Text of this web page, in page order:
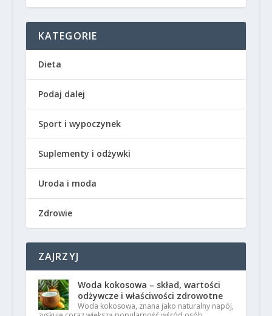
KATEGORIE
Dieta
Podaj dalej
Sport i wypoczynek
Suplementy i odżywki
Uroda i moda
Zdrowie
ZAJRZYJ
Woda kokosowa – skład, wartości
odżywcze i właściwości zdrowotne
Woda kokosowa, znana jako naturalny napój,